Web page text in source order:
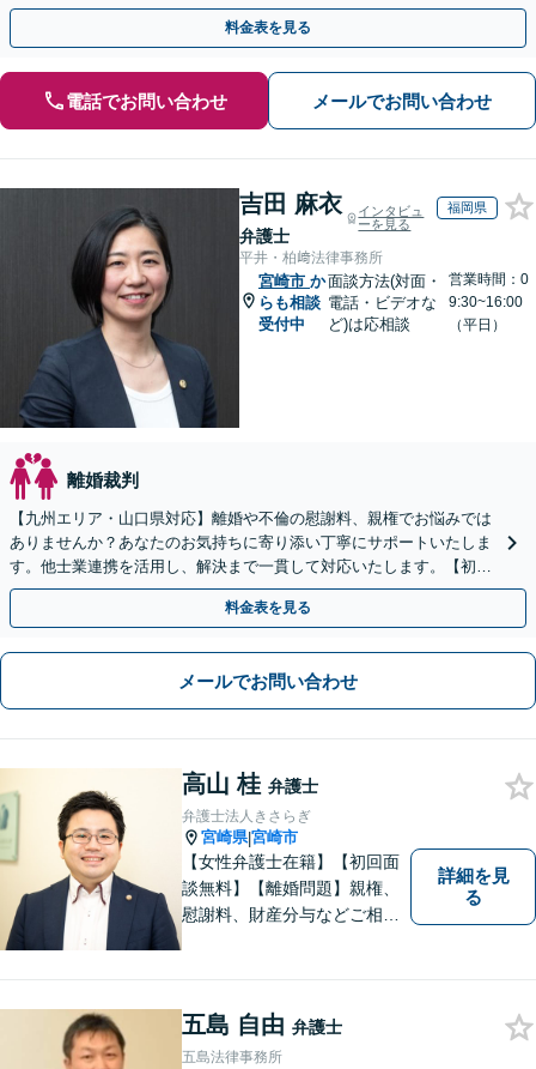
ださい【夜間・休日面談可】【完全個室】【赤坂駅1分】
料金表を見る
電話でお問い合わせ メールでお問い合わせ
吉田 麻衣
弁護士
インタビュ
ーを見る
福岡県
平井・柏﨑法律事務所
宮崎市 か
らも相談
受付中
面談方法(対面・
電話・ビデオな
ど)は応相談
営業時間：0
9:30~16:00
（平日）
離婚裁判
【九州エリア・山口県対応】離婚や不倫の慰謝料、親権でお悩みでは
ありませんか？あなたのお気持ちに寄り添い丁寧にサポートいたしま
す。他士業連携を活用し、解決まで一貫して対応いたします。【初回
相談60分無料】
料金表を見る
メールでお問い合わせ
高山 桂 弁護士
弁護士法人きさらぎ
宮崎県|宮崎市
【女性弁護士在籍】【初回面
談無料】【離婚問題】親権、
慰謝料、財産分与などご相談
Eやメールでの対応も可能です
【メガドンキ隣】
詳細を見
る
五島 自由 弁護士
五島法律事務所